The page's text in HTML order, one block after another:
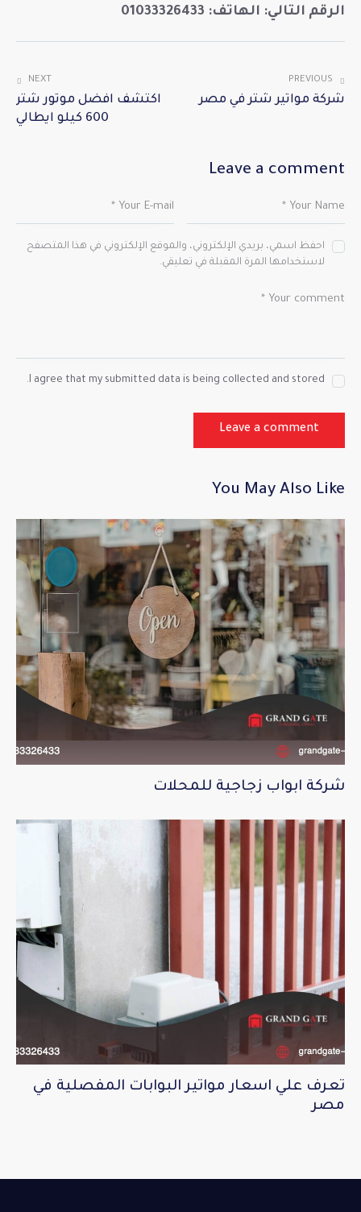
الرقم التالي: الهاتف: 01033326433
PREVIOUS
شركة مواتير شتر في مصر
NEXT
اكتشف افضل موتور شتر
600 كيلو ايطالي
Leave a comment
احفظ اسمي، بريدي الإلكتروني، والموقع الإلكتروني في هذا المتصفح
لاستخدامها المرة المقبلة في تعليقي.
I agree that my submitted data is being collected and stored.
You May Also Like
شركة ابواب زجاجية للمحلات
تعرف علي اسعار مواتير البوابات المفصلية في
مصر